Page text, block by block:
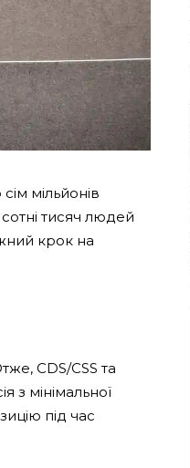
мільйонів
тисяч людей
крок на
CDS/CSS та
з мінімальної
під час